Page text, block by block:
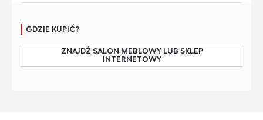
GDZIE KUPIĆ?
ZNAJDŹ SALON MEBLOWY LUB SKLEP
INTERNETOWY